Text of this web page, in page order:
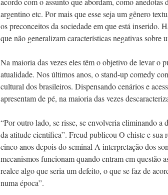
argentino etc. Por mais que esse seja um gênero
os preconceitos da sociedade em que está inserido.
que não generalizam características negativas sobre
Na maioria das vezes eles têm o objetivo de levar o
atualidade. Nos últimos anos, o stand-up comedy
cultural dos brasileiros. Dispensando cenários e
apresentam de pé, na maioria das vezes
“Por outro lado, se risse, se envolveria eliminando a
da atitude científica”. Freud publicou O chiste e sua
cinco anos depois do seminal A interpretação dos
mecanismos funcionam quando entram em questão
realce algo que seria um defeito, o que se faz de
numa época”.